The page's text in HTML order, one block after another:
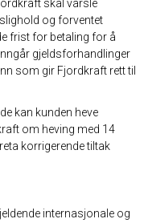
skal varsle
og forventet
frist for betaling for å
gjeldsforhandlinger
som gir Fjordkraft rett til
kan kunden heve
om heving med 14
korrigerende tiltak
internasjonale og